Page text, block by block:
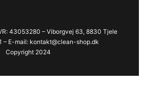
43053280 – Viborgvej 63, 8830 Tjele
– E-mail: kontakt@clean-shop.dk
Copyright 2024